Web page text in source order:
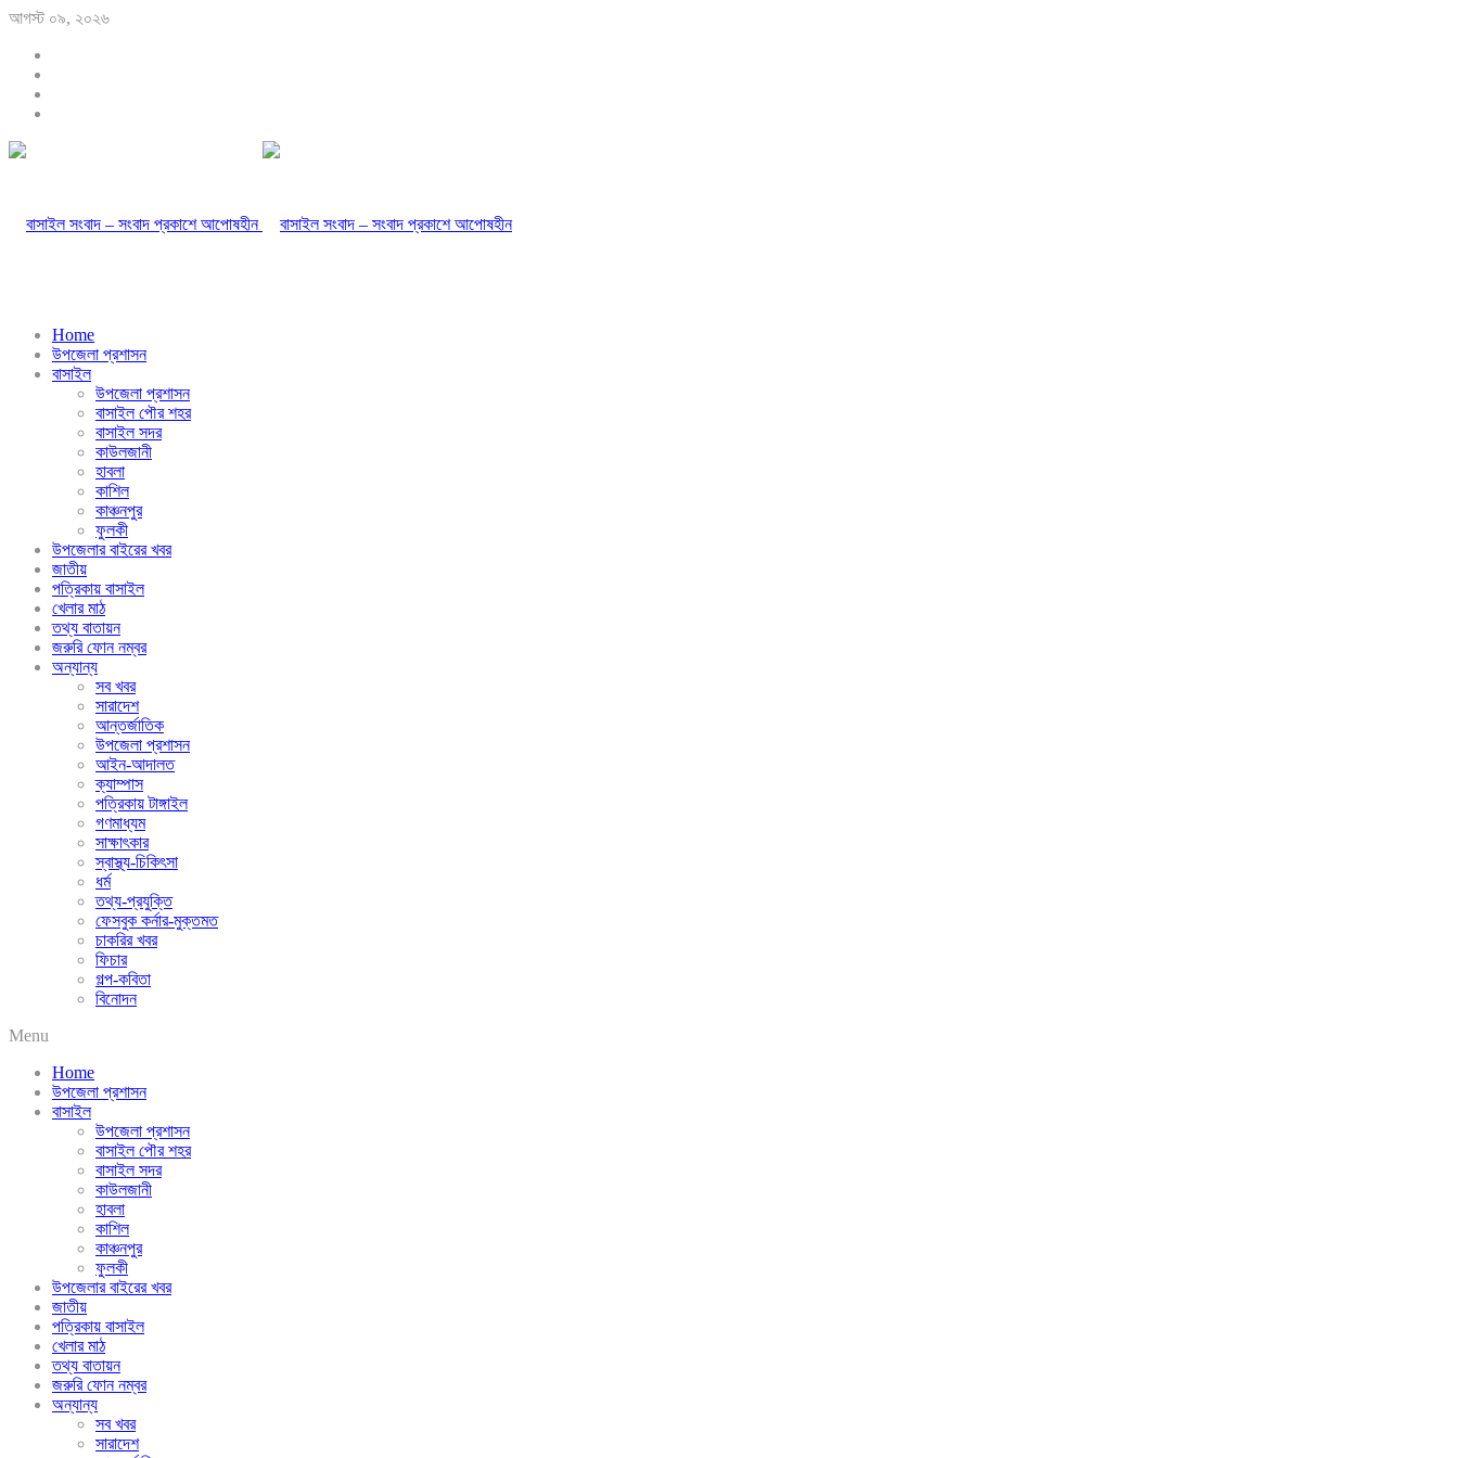
আগস্ট ০৯, ২০২৬
Home
উপজেলা প্রশাসন
বাসাইল
উপজেলা প্রশাসন
বাসাইল পৌর শহর
বাসাইল সদর
কাউলজানী
হাবলা
কাশিল
কাঞ্চনপুর
ফুলকী
উপজেলার বাইরের খবর
জাতীয়
পত্রিকায় বাসাইল
খেলার মাঠ
তথ্য বাতায়ন
জরুরি ফোন নম্বর
অন্যান্য
সব খবর
সারাদেশ
আন্তর্জাতিক
উপজেলা প্রশাসন
আইন-আদালত
ক্যাম্পাস
পত্রিকায় টাঙ্গাইল
গণমাধ্যম
সাক্ষাৎকার
স্বাস্থ্য-চিকিৎসা
ধর্ম
তথ্য-প্রযুক্তি
ফেসবুক কর্নার-মুক্তমত
চাকরির খবর
ফিচার
গল্প-কবিতা
বিনোদন
Menu
Home
উপজেলা প্রশাসন
বাসাইল
উপজেলা প্রশাসন
বাসাইল পৌর শহর
বাসাইল সদর
কাউলজানী
হাবলা
কাশিল
কাঞ্চনপুর
ফুলকী
উপজেলার বাইরের খবর
জাতীয়
পত্রিকায় বাসাইল
খেলার মাঠ
তথ্য বাতায়ন
জরুরি ফোন নম্বর
অন্যান্য
সব খবর
সারাদেশ